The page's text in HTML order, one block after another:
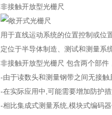
非接触开放型光栅尺
用于直线运动系统的位置控制或位
定位于半导体制造、测试和测量系
非接触开放型光栅尺 包含两个部
-由于读数头和测量钢带之间无接触
-在实际应用中,可能需要增加防护
-相比集成式测量系统,模块式编码